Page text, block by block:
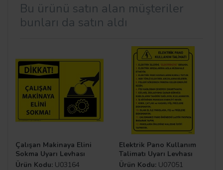
Bu ürünü satın alan müşteriler
bunları da satın aldı
Çalışan Makinaya Elini
Sokma Uyarı Levhası
Ürün Kodu: U03164
Elektrik Pano Kullanım
Talimatı Uyarı Levhası
Ürün Kodu: U07051